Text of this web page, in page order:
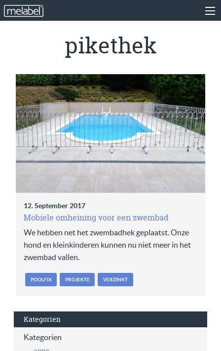
pikethek
12. September 2017
Mobiele omheining voor een zwembad
We hebben net het zwembadhek geplaatst. Onze
hond en kleinkinderen kunnen nu niet meer in het
zwembad vallen.
POOLFIX PROJEKTE VERZINKT
Kategorien
Kategorien